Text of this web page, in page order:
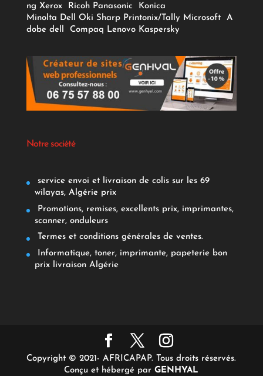
ng Xerox Ricoh Panasonic
Konica
Minolta Dell Oki Sharp Printonix/Tally Microsoft
A
dobe dell Compaq Lenovo Kaspersky
Notre société
service envoi et livraison de colis sur les 69
wilayas, Algérie prix
Promotions, remises, excellents prix, imprimantes,
scanner, onduleurs
Termes et conditions générales de ventes.
Informatique, toner, imprimante, papeterie bon
prix livraison Algérie
Copyright © 2021- AFRICAPAP. Tous droits réservés.
Conçu et hébergé parGENHYAL